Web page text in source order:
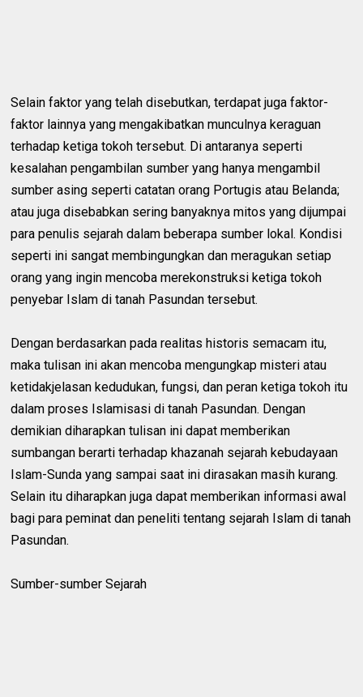
Selain faktor yang telah disebutkan, terdapat juga faktor-
faktor lainnya yang mengakibatkan munculnya keraguan
terhadap ketiga tokoh tersebut. Di antaranya seperti
kesalahan pengambilan sumber yang hanya mengambil
sumber asing seperti catatan orang Portugis atau Belanda;
atau juga disebabkan sering banyaknya mitos yang dijumpai
para penulis sejarah dalam beberapa sumber lokal. Kondisi
seperti ini sangat membingungkan dan meragukan setiap
orang yang ingin mencoba merekonstruksi ketiga tokoh
penyebar Islam di tanah Pasundan tersebut.
Dengan berdasarkan pada realitas historis semacam itu,
maka tulisan ini akan mencoba mengungkap misteri atau
ketidakjelasan kedudukan, fungsi, dan peran ketiga tokoh itu
dalam proses Islamisasi di tanah Pasundan. Dengan
demikian diharapkan tulisan ini dapat memberikan
sumbangan berarti terhadap khazanah sejarah kebudayaan
Islam-Sunda yang sampai saat ini dirasakan masih kurang.
Selain itu diharapkan juga dapat memberikan informasi awal
bagi para peminat dan peneliti tentang sejarah Islam di tanah
Pasundan.
Sumber-sumber Sejarah